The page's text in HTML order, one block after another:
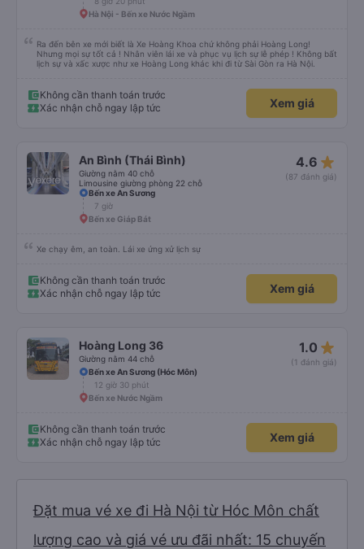
Hà Nội - Bến xe Nước Ngầm
Ra đến bên xe mới biết là Xe Hoàng Khoa chứ không phải Hoàng Long!
Nhưng mọi sự tốt cả ! Nhân viên lái xe và phục vụ lịch sự lễ phép ! Không bất
lịch sự và xấc xược như xe Hoàng Long khác khi đi từ Sài Gòn ra Hà Nội.
Không cần thanh toán trước
Xác nhận chỗ ngay lập tức
Xem giá
An Bình (Thái Bình)
Giường nằm 40 chỗ
Limousine giường phòng 22 chỗ
4.6 star_rate
(87 đánh giá)
Bến xe An Sương
7 giờ
Bến xe Giáp Bát
Xe chạy êm, an toàn. Lái xe ứng xử lịch sự
Không cần thanh toán trước
Xác nhận chỗ ngay lập tức
Xem giá
Hoàng Long 36
Giường nằm 44 chỗ
1.0 star_rate
(1 đánh giá)
Bến xe An Sương (Hóc Môn)
12 giờ 30 phút
Bến xe Nước Ngầm
Không cần thanh toán trước
Xác nhận chỗ ngay lập tức
Xem giá
Đặt mua vé xe đi Hà Nội từ Hóc Môn chất
lượng cao và giá vé ưu đãi nhất: 15 chuyến